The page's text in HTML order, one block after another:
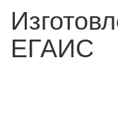
ЕГАИС